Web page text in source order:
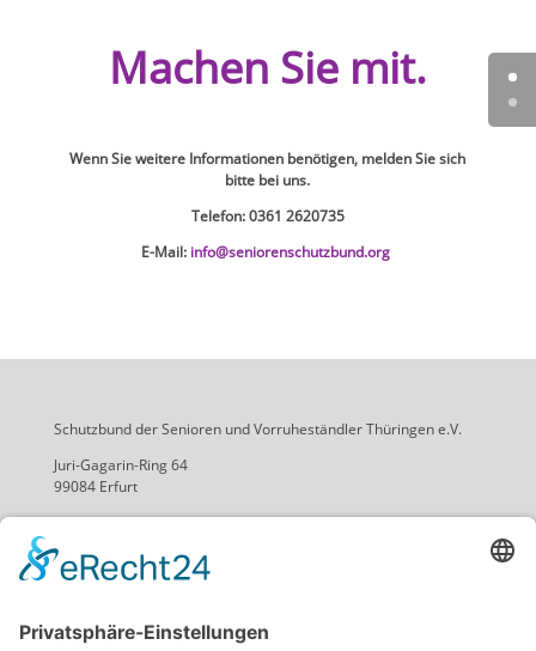
Machen Sie mit.
Wenn Sie weitere Informationen benötigen, melden Sie sich
bitte bei uns.
Telefon: 0361 2620735
E-Mail: info@seniorenschutzbund.org
Schutzbund der Senioren und Vorruheständler Thüringen e.V.
Juri-Gagarin-Ring 64
99084 Erfurt
Telefon: 0361 2620735
Email: info@seniorenschutzbund.org
Öffnungszeiten:
8:30 bis 16:00 Uhr
Freitag: 8:30 bis 13:30 Uhr